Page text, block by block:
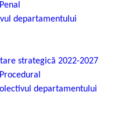
departamentului
strategică 2022-2027
departamentului